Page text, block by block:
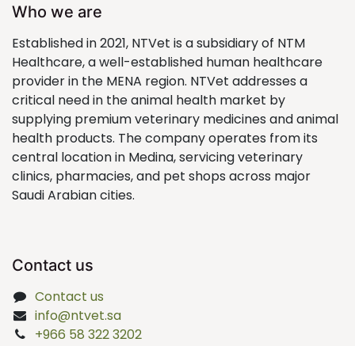
Who we are
Established in 2021, NTVet is a subsidiary of NTM
Healthcare, a well-established human healthcare
provider in the MENA region. NTVet addresses a
critical need in the animal health market by
supplying premium veterinary medicines and animal
health products. The company operates from its
central location in Medina, servicing veterinary
clinics, pharmacies, and pet shops across major
Saudi Arabian cities.
Contact us
Contact us
info@ntvet.sa
+966 58 322 3202